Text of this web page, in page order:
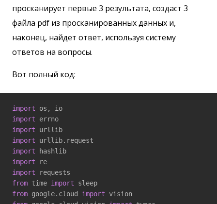
просканирует первые 3 результата, создаст 3
файла pdf из просканированных данных и,
наконец, найдет ответ, используя систему
ответов на вопросы.
Вот полный код:
import
import
import
import
import
import
import
from time import
from google.cloud import